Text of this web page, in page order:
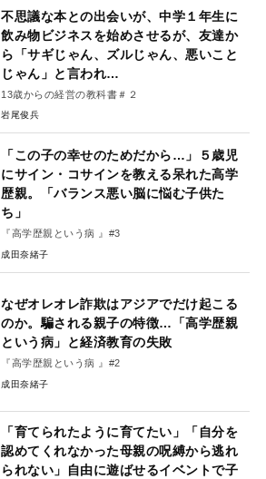
不思議な本との出会いが、中学１年生に
飲み物ビジネスを始めさせるが、友達か
ら「サギじゃん、ズルじゃん、悪いこと
じゃん」と言われ…
13歳からの経営の教科書＃２
岩尾俊兵
「この子の幸せのためだから…」５歳児
にサイン・コサインを教える呆れた高学
歴親。「バランス悪い脳に悩む子供た
ち」
『高学歴親という病 』#3
成田奈緒子
なぜオレオレ詐欺はアジアでだけ起こる
のか。騙される親子の特徴…「高学歴親
という病」と経済教育の失敗
『高学歴親という病 』#2
成田奈緒子
「育てられたように育てたい」「自分を
認めてくれなかった母親の呪縛から逃れ
られない」自由に遊ばせるイベントで子